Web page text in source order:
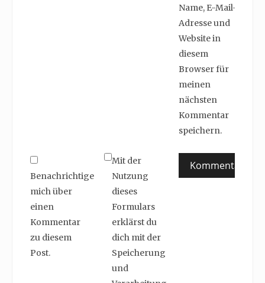
Name, E-Mail-
Adresse und
Website in
diesem
Browser für
meinen
nächsten
Kommentar
speichern.
Benachrichtige
mich über
einen
Kommentar
zu diesem
Post.
Mit der
Nutzung
dieses
Formulars
erklärst du
dich mit der
Speicherung
und